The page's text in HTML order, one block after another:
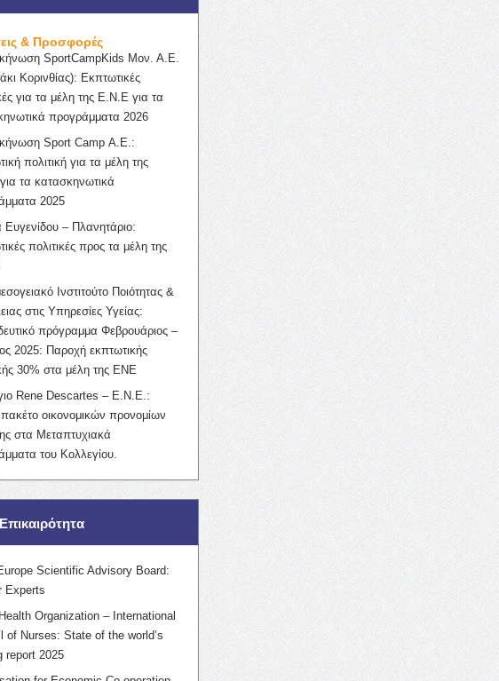
& Προσφορές
SportCampKids Μον. Α.Ε.
Κορινθίας): Εκπτωτικές
για τα μέλη της Ε.Ν.Ε για τα
προγράμματα 2026
Sport Camp Α.Ε.:
πολιτική για τα μέλη της
τα κατασκηνωτικά
2025
Ευγενίδου – Πλανητάριο:
πολιτικές προς τα μέλη της
Ινστιτούτο Ποιότητας &
στις Υπηρεσίες Υγείας:
πρόγραμμα Φεβρουάριος –
2025: Παροχή εκπτωτικής
30% στα μέλη της ΕΝΕ
Rene Descartes – Ε.Ν.Ε.:
πακέτο οικονομικών προνομίων
στα Μεταπτυχιακά
του Κολλεγίου.
Scientific Advisory Board:
Experts
Organization – International
of Nurses: State of the world’s
report 2025